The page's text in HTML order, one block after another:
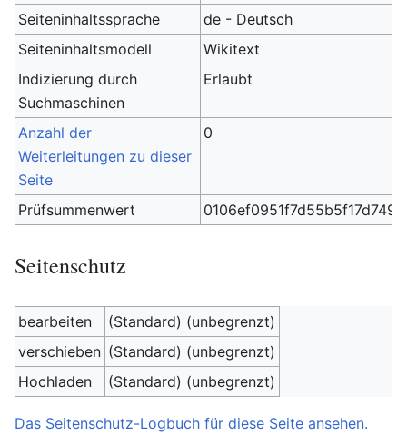
Seiteninhaltssprache
de - Deutsch
Seiteninhaltsmodell
Wikitext
Indizierung durch
Suchmaschinen
Erlaubt
Anzahl der
Weiterleitungen zu dieser
Seite
0
Prüfsummenwert
Seitenschutz
bearbeiten
(Standard) (unbegrenzt)
verschieben (Standard) (unbegrenzt)
Hochladen
(Standard) (unbegrenzt)
Das Seitenschutz-Logbuch für diese Seite ansehen.